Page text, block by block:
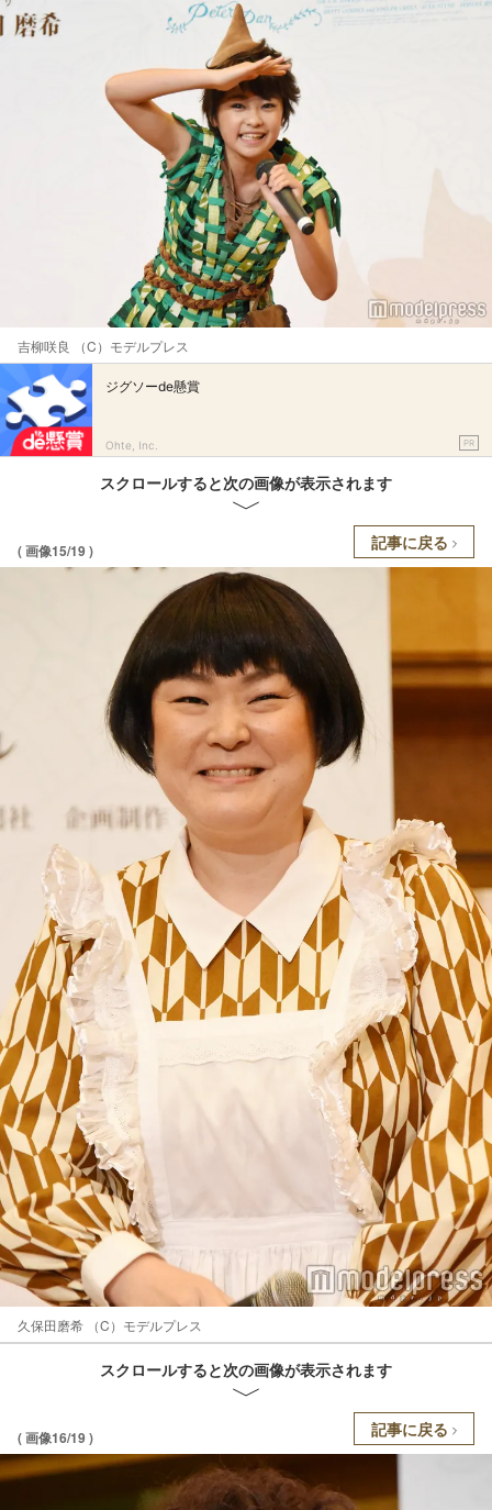
吉柳咲良 （C）モデルプレス
ジグソーde懸賞
Ohte, Inc. PR
スクロールすると次の画像が表示されます
( 画像15/19 ) 記事に戻る
久保田磨希 （C）モデルプレス
スクロールすると次の画像が表示されます
( 画像16/19 ) 記事に戻る